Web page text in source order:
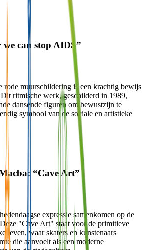
can stop AIDS”
rode muurschildering is een krachtig bewijs
ritmische werk, geschilderd in 1989,
dansende figuren om bewustzijn te
symbool van de sociale en artistieke
“Cave Art”
expressie samenkomen op de
"Cave Art" staat voor de primitieve
leven, waar skaters en kunstenaars
die aanvoelt als een moderne